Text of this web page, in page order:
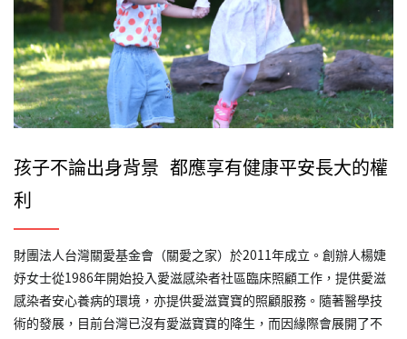
孩子不論出身背景 都應享有健康平安長大的權
利
財團法人台灣關愛基金會（關愛之家）於2011年成立。創辦人楊婕
妤女士從1986年開始投入愛滋感染者社區臨床照顧工作，提供愛滋
感染者安心養病的環境，亦提供愛滋寶寶的照顧服務。隨著醫學技
術的發展，目前台灣已沒有愛滋寶寶的降生，而因緣際會展開了不